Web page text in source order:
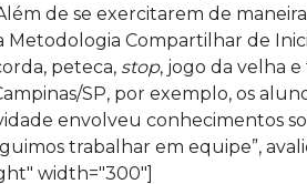
de se exercitarem de
Compartilhar de
peteca, stop, jogo da velha
SP, por exemplo, os
envolveu conhecimentos
trabalhar em equipe”,
width="300"]